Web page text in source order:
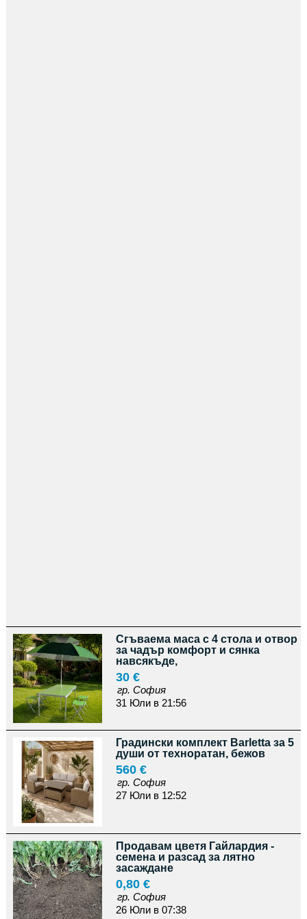
Сгъваема маса с 4 стола и отвор
за чадър комфорт и сянка
навсякъде,
30 €
гр. София
31 Юли в 21:56
Градински комплект Barletta за 5
души от техноратан, бежов
560 €
гр. София
27 Юли в 12:52
Продавам цветя Гайлардия -
семена и разсад за лятно
засаждане
0,80 €
гр. София
26 Юли в 07:38